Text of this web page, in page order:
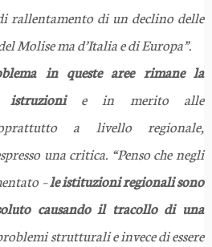
rallentamento di un declino delle
Molise ma d’Italia e di Europa”.
in queste aree rimane la
istruzioni e in merito alle
a livello regionale,
una critica. “Penso che negli
–le istituzioni regionali sono
causando il tracollo di una
strutturali e invece di essere